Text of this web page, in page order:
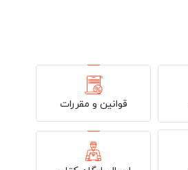
قوانین و مقررات